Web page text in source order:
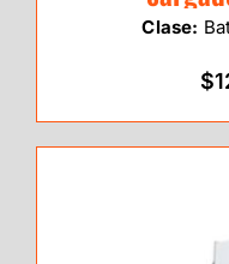
Clase: